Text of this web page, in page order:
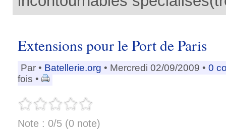
Extensions pour le Port de Paris
Par • Batellerie.org • Mercredi 02/09/2009 • 0
fois •
Note : 0/5 (0 note)